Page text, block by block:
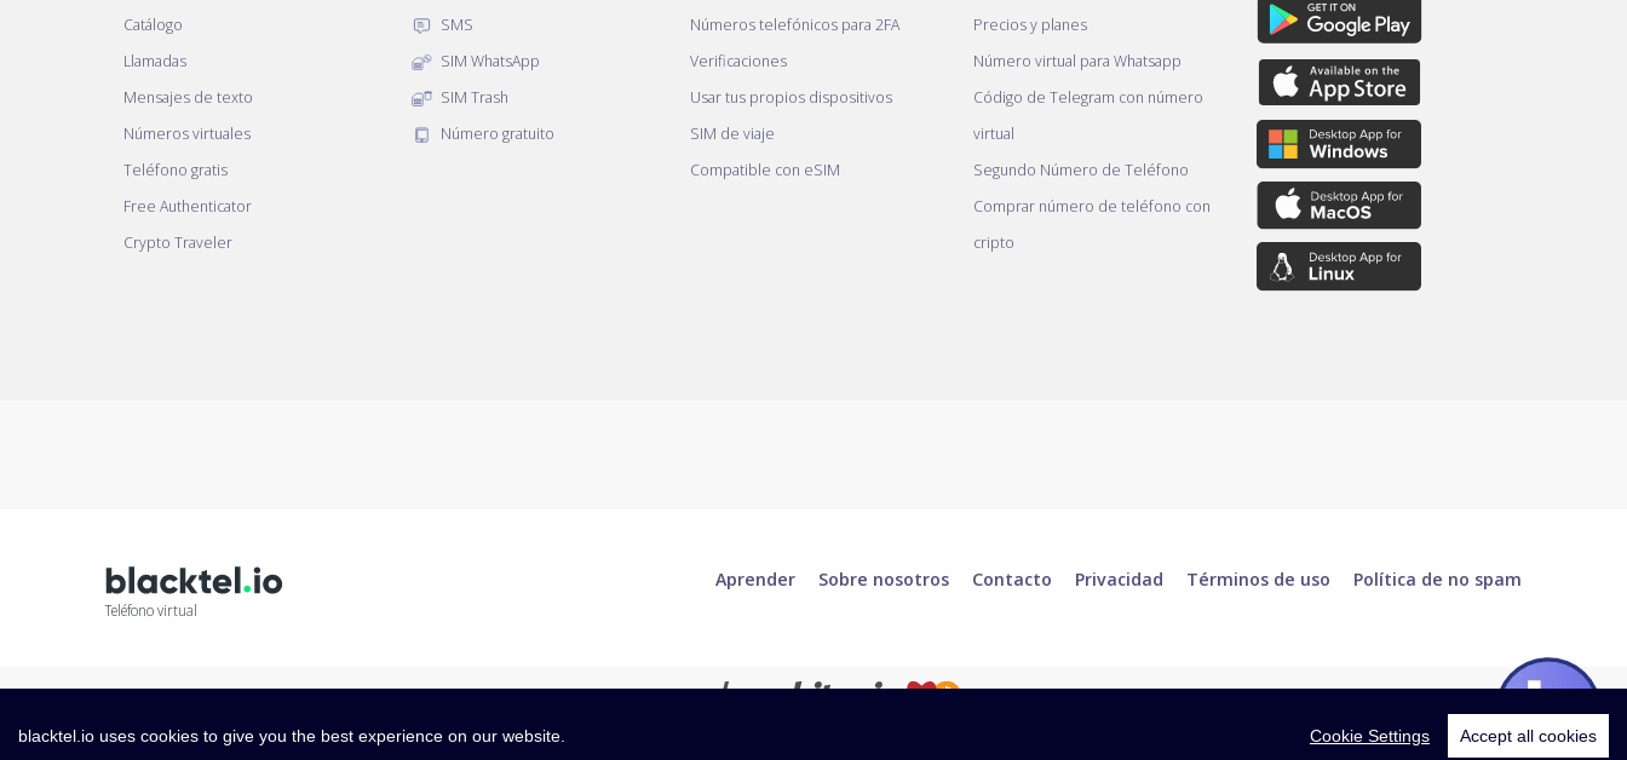
Catálogo
Llamadas
Mensajes de texto
Números virtuales
Teléfono gratis
Free Authenticator
Crypto Traveler
SMS
SIM WhatsApp
SIM Trash
Número gratuito
Números telefónicos para 2FA
Verificaciones
Usar tus propios dispositivos
SIM de viaje
Compatible con eSIM
Precios y planes
Número virtual para Whatsapp
Código de Telegram con número
virtual
Segundo Número de Teléfono
Comprar número de teléfono con
cripto
Teléfono virtual
Aprender Sobre nosotros Contacto Privacidad Términos de uso Política de no spam
blacktel.io uses cookies to give you the best experience on our website. Cookie Settings Accept all cookies